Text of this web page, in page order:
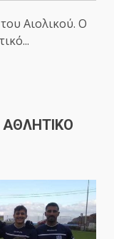
Αιολικού. Ο
ΑΘΛΗΤΙΚΟ